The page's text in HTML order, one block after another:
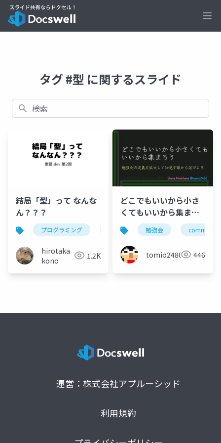
タグ #型 に関するスライド
検索
結局「型」って なんな
ん？？？
プログラミング 型システム
hirotaka
kono
1.2K
どこでもいいから小さ
くてもいいから集まろ
う
勉強会 community
tomio2480 446
運営：株式会社アプルーシッド
利用規約